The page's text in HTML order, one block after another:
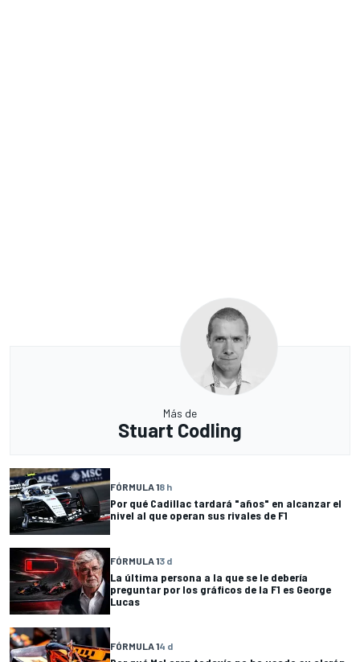
Más de
Stuart Codling
FÓRMULA 18 h
Por qué Cadillac tardará "años" en alcanzar el
nivel al que operan sus rivales de F1
FÓRMULA 13 d
La última persona a la que se le debería
preguntar por los gráficos de la F1 es George
Lucas
FÓRMULA 14 d